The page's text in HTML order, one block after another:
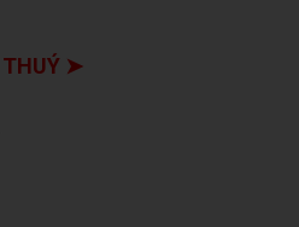
THUÝ ➤